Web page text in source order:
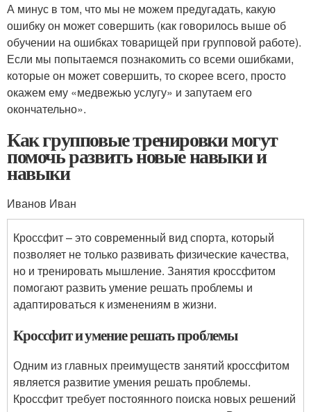
А минус в том, что мы не можем предугадать, какую
ошибку он может совершить (как говорилось выше об
обучении на ошибках товарищей при групповой работе).
Если мы попытаемся познакомить со всеми ошибками,
которые он может совершить, то скорее всего, просто
окажем ему «медвежью услугу» и запутаем его
окончательно».
Как групповые тренировки могут
помочь развить новые навыки и
навыки
Иванов Иван
Кроссфит – это современный вид спорта, который
позволяет не только развивать физические качества,
но и тренировать мышление. Занятия кроссфитом
помогают развить умение решать проблемы и
адаптироваться к изменениям в жизни.
Кроссфит и умение решать проблемы
Одним из главных преимуществ занятий кроссфитом
является развитие умения решать проблемы.
Кроссфит требует постоянного поиска новых решений